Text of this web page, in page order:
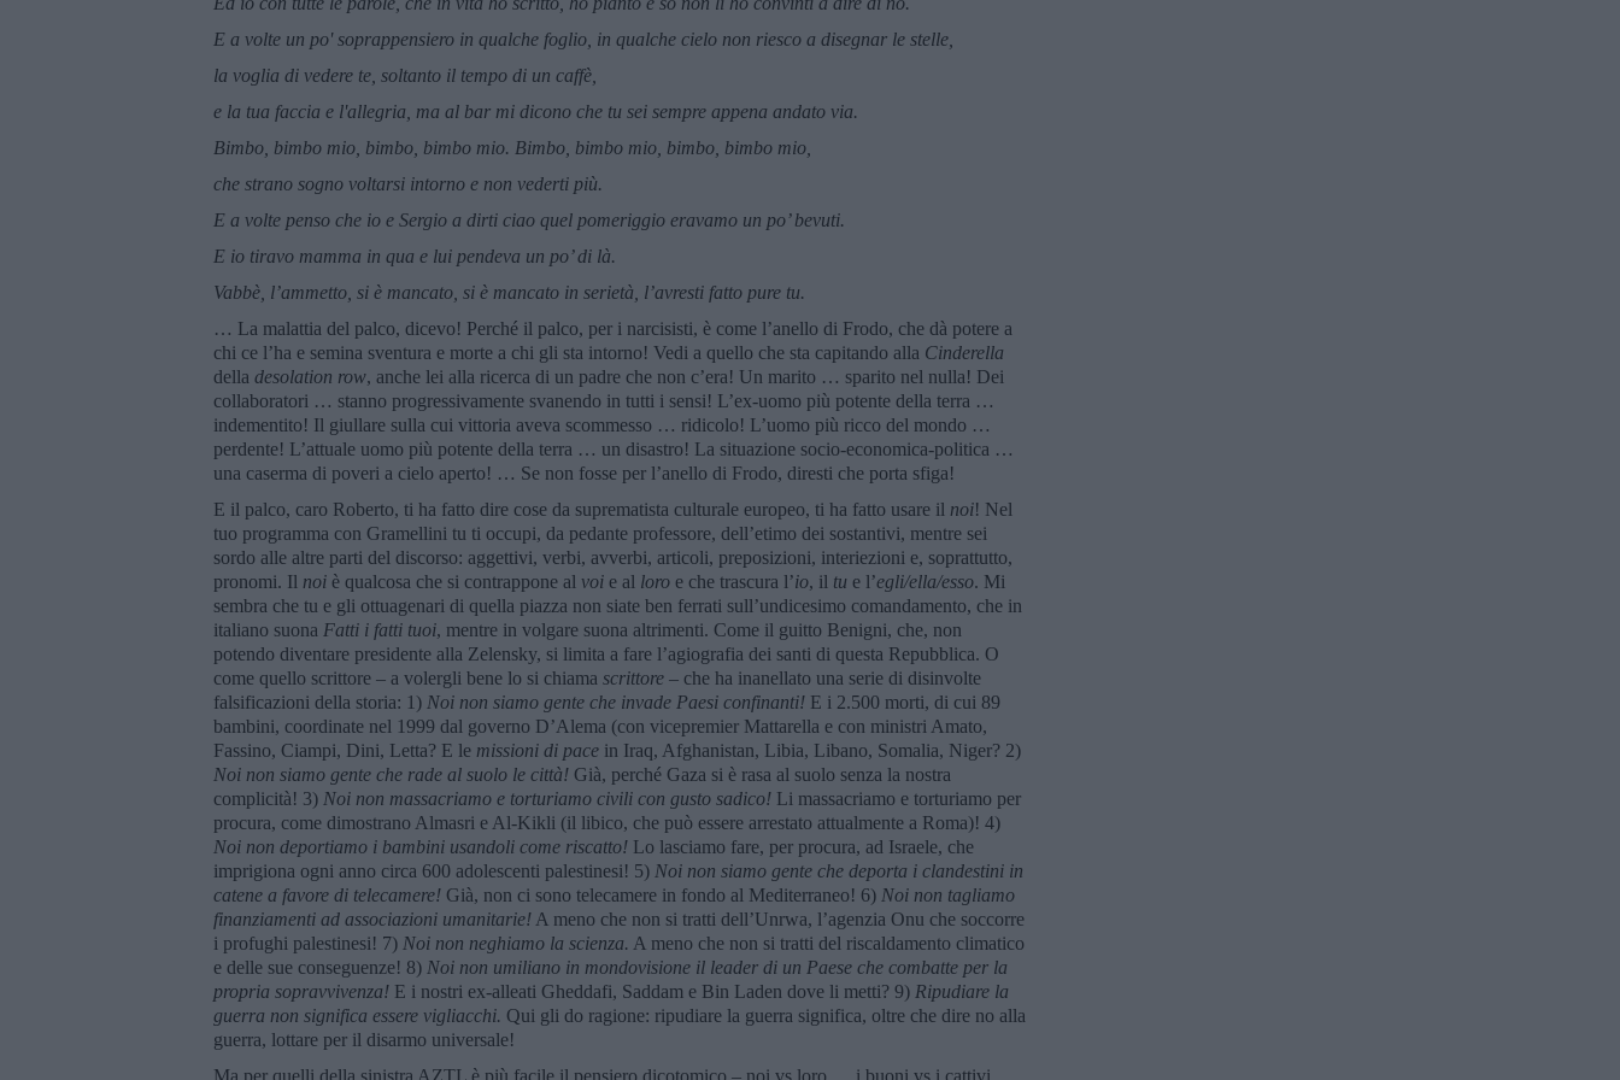
E a volte un po' soprappensiero in qualche foglio, in qualche cielo non riesco a disegnar le stelle,
la voglia di vedere te, soltanto il tempo di un caffè,
e la tua faccia e l'allegria, ma al bar mi dicono che tu sei sempre appena andato via.
Bimbo, bimbo mio, bimbo, bimbo mio. Bimbo, bimbo mio, bimbo, bimbo mio,
che strano sogno voltarsi intorno e non vederti più.
E a volte penso che io e Sergio a dirti ciao quel pomeriggio eravamo un po’ bevuti.
E io tiravo mamma in qua e lui pendeva un po’ di là.
Vabbè, l’ammetto, si è mancato, si è mancato in serietà, l’avresti fatto pure tu.
… La malattia del palco, dicevo! Perché il palco, per i narcisisti, è come l’anello di Frodo, che dà potere a
chi ce l’ha e semina sventura e morte a chi gli sta intorno! Vedi a quello che sta capitando alla Cinderella
della desolation row, anche lei alla ricerca di un padre che non c’era! Un marito … sparito nel nulla! Dei
collaboratori … stanno progressivamente svanendo in tutti i sensi! L’ex-uomo più potente della terra …
indementito! Il giullare sulla cui vittoria aveva scommesso … ridicolo! L’uomo più ricco del mondo …
perdente! L’attuale uomo più potente della terra … un disastro! La situazione socio-economica-politica …
una caserma di poveri a cielo aperto! … Se non fosse per l’anello di Frodo, diresti che porta sfiga!
E il palco, caro Roberto, ti ha fatto dire cose da suprematista culturale europeo, ti ha fatto usare il noi! Nel
tuo programma con Gramellini tu ti occupi, da pedante professore, dell’etimo dei sostantivi, mentre sei
sordo alle altre parti del discorso: aggettivi, verbi, avverbi, articoli, preposizioni, interiezioni e, soprattutto,
pronomi. Il noi è qualcosa che si contrappone al voi e al loro e che trascura l’io, il tu e l’egli/ella/esso. Mi
sembra che tu e gli ottuagenari di quella piazza non siate ben ferrati sull’undicesimo comandamento, che in
italiano suona Fatti i fatti tuoi, mentre in volgare suona altrimenti. Come il guitto Benigni, che, non
potendo diventare presidente alla Zelensky, si limita a fare l’agiografia dei santi di questa Repubblica. O
come quello scrittore – a volergli bene lo si chiama scrittore – che ha inanellato una serie di disinvolte
falsificazioni della storia: 1) Noi non siamo gente che invade Paesi confinanti! E i 2.500 morti, di cui 89
bambini, coordinate nel 1999 dal governo D’Alema (con vicepremier Mattarella e con ministri Amato,
Fassino, Ciampi, Dini, Letta? E le missioni di pace in Iraq, Afghanistan, Libia, Libano, Somalia, Niger? 2)
Noi non siamo gente che rade al suolo le città! Già, perché Gaza si è rasa al suolo senza la nostra
complicità! 3) Noi non massacriamo e torturiamo civili con gusto sadico! Li massacriamo e torturiamo per
procura, come dimostrano Almasri e Al-Kikli (il libico, che può essere arrestato attualmente a Roma)! 4)
Noi non deportiamo i bambini usandoli come riscatto! Lo lasciamo fare, per procura, ad Israele, che
imprigiona ogni anno circa 600 adolescenti palestinesi! 5) Noi non siamo gente che deporta i clandestini in
catene a favore di telecamere! Già, non ci sono telecamere in fondo al Mediterraneo! 6) Noi non tagliamo
finanziamenti ad associazioni umanitarie! A meno che non si tratti dell’Unrwa, l’agenzia Onu che soccorre
i profughi palestinesi! 7) Noi non neghiamo la scienza. A meno che non si tratti del riscaldamento climatico
e delle sue conseguenze! 8) Noi non umiliano in mondovisione il leader di un Paese che combatte per la
propria sopravvivenza! E i nostri ex-alleati Gheddafi, Saddam e Bin Laden dove li metti? 9) Ripudiare la
guerra non significa essere vigliacchi. Qui gli do ragione: ripudiare la guerra significa, oltre che dire no alla
guerra, lottare per il disarmo universale!
Ma per quelli della sinistra AZTL è più facile il pensiero dicotomico – noi vs loro … i buoni vs i cattivi …